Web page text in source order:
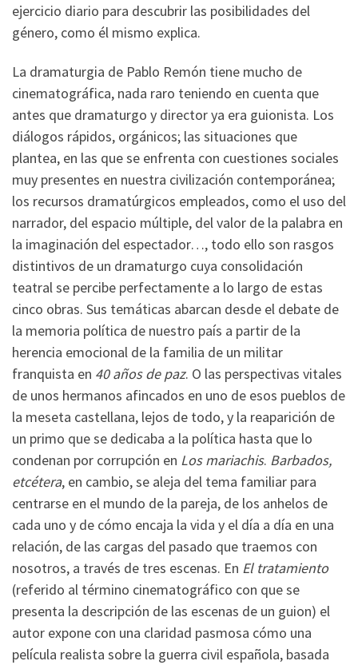
ejercicio diario para descubrir las posibilidades del
género, como él mismo explica.
La dramaturgia de Pablo Remón tiene mucho de
cinematográfica, nada raro teniendo en cuenta que
antes que dramaturgo y director ya era guionista. Los
diálogos rápidos, orgánicos; las situaciones que
plantea, en las que se enfrenta con cuestiones sociales
muy presentes en nuestra civilización contemporánea;
los recursos dramatúrgicos empleados, como el uso del
narrador, del espacio múltiple, del valor de la palabra en
la imaginación del espectador…, todo ello son rasgos
distintivos de un dramaturgo cuya consolidación
teatral se percibe perfectamente a lo largo de estas
cinco obras. Sus temáticas abarcan desde el debate de
la memoria política de nuestro país a partir de la
herencia emocional de la familia de un militar
franquista en 40 años de paz. O las perspectivas vitales
de unos hermanos afincados en uno de esos pueblos de
la meseta castellana, lejos de todo, y la reaparición de
un primo que se dedicaba a la política hasta que lo
condenan por corrupción en Los mariachis. Barbados,
etcétera, en cambio, se aleja del tema familiar para
centrarse en el mundo de la pareja, de los anhelos de
cada uno y de cómo encaja la vida y el día a día en una
relación, de las cargas del pasado que traemos con
nosotros, a través de tres escenas. En El tratamiento
(referido al término cinematográfico con que se
presenta la descripción de las escenas de un guion) el
autor expone con una claridad pasmosa cómo una
película realista sobre la guerra civil española, basada